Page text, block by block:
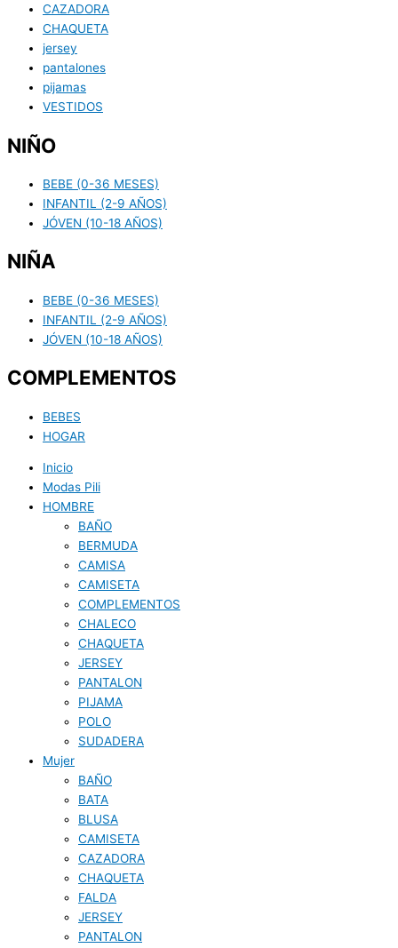
CAZADORA
CHAQUETA
jersey
pantalones
pijamas
VESTIDOS
NIÑO
BEBE (0-36 MESES)
INFANTIL (2-9 AÑOS)
JÓVEN (10-18 AÑOS)
NIÑA
BEBE (0-36 MESES)
INFANTIL (2-9 AÑOS)
JÓVEN (10-18 AÑOS)
COMPLEMENTOS
BEBES
HOGAR
Inicio
Modas Pili
HOMBRE
BAÑO
BERMUDA
CAMISA
CAMISETA
COMPLEMENTOS
CHALECO
CHAQUETA
JERSEY
PANTALON
PIJAMA
POLO
SUDADERA
Mujer
BAÑO
BATA
BLUSA
CAMISETA
CAZADORA
CHAQUETA
FALDA
JERSEY
PANTALON